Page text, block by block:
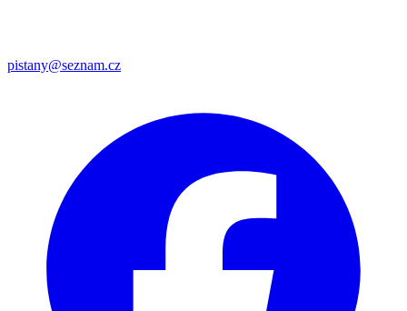
pistany@seznam.cz